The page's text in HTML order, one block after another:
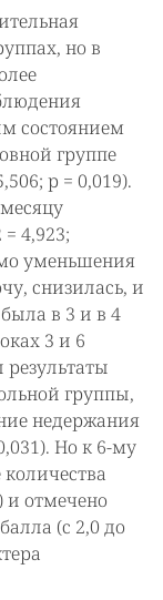
но в
состоянием
группе
р = 0,019).
= 4,923;
уменьшения
снизилась, и
в 3 и в 4
3 и 6
результаты
группы,
недержания
Но к 6-му
и отмечено
(с 2,0 до